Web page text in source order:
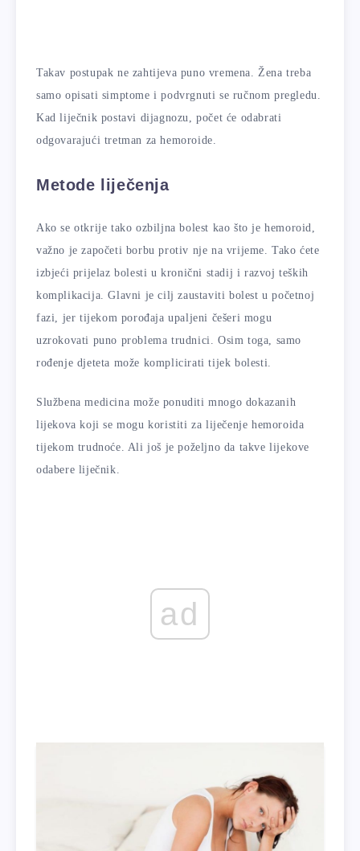
Takav postupak ne zahtijeva puno vremena. Žena treba
samo opisati simptome i podvrgnuti se ručnom pregledu.
Kad liječnik postavi dijagnozu, počet će odabrati
odgovarajući tretman za hemoroide.
Metode liječenja
Ako se otkrije tako ozbiljna bolest kao što je hemoroid,
važno je započeti borbu protiv nje na vrijeme. Tako ćete
izbjeći prijelaz bolesti u kronični stadij i razvoj teških
komplikacija. Glavni je cilj zaustaviti bolest u početnoj
fazi, jer tijekom porođaja upaljeni češeri mogu
uzrokovati puno problema trudnici. Osim toga, samo
rođenje djeteta može komplicirati tijek bolesti.
Službena medicina može ponuditi mnogo dokazanih
lijekova koji se mogu koristiti za liječenje hemoroida
tijekom trudnoće. Ali još je poželjno da takve lijekove
odabere liječnik.
ad